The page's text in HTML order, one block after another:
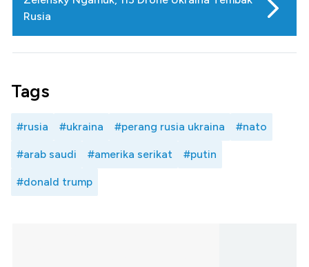
Rusia
Tags
#rusia #ukraina #perang rusia ukraina #nato
#arab saudi #amerika serikat #putin
#donald trump